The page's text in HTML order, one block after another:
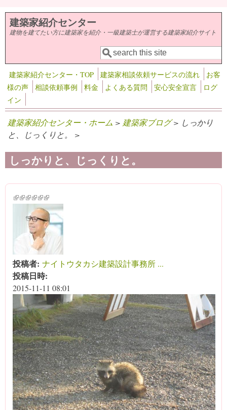
メインコンテンツに移動
建築家紹介センター
建物を建てたい方に建築家を紹介・一級建築士が運営する建築家紹介サイト
検索フォーム
検索
建築家紹介センター・TOP 建築家相談依頼サービスの流れ
お客
様の声
相談依頼事例 料金 よくある質問 安心安全宣言
ログ
イン
建築家紹介センター・ホーム > 建築家ブログ> しっかり
と、じっくりと。 >
しっかりと、じっくりと。
(link is external)
(link is external)
(link is external)
(link is external)
(link is external)
(link is external)
投稿者: ナイトウタカシ建築設計事務所 ...
投稿日時:
2015-11-11 08:01